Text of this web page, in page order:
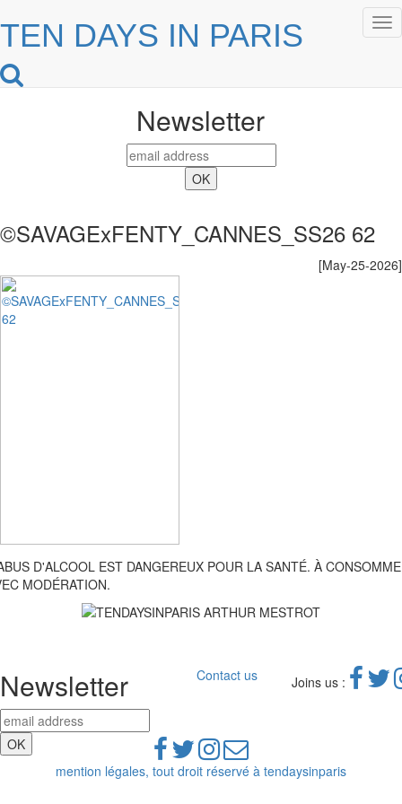
TEN DAYS IN PARIS
Newsletter
©SAVAGExFENTY_CANNES_SS26 62
[May-25-2026]
D'ALCOOL EST DANGEREUX POUR LA SANTÉ. À
MODÉRATION.
Newsletter Contact us Joins us :
mention légales, tout droit réservé à tendaysinparis